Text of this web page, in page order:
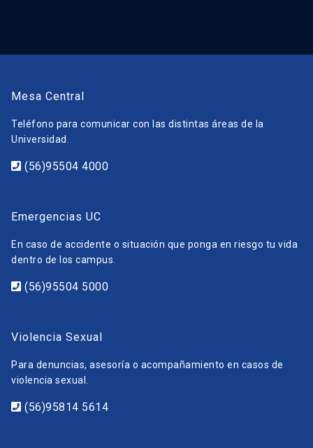
Mesa Central
Teléfono para comunicar con las distintas áreas de la
Universidad.
(56)95504 4000
Emergencias UC
En caso de accidente o situación que ponga en riesgo tu vida
dentro de los campus.
(56)95504 5000
Violencia Sexual
Para denuncias, asesoría o acompañamiento en casos de
violencia sexual.
(56)95814 5614